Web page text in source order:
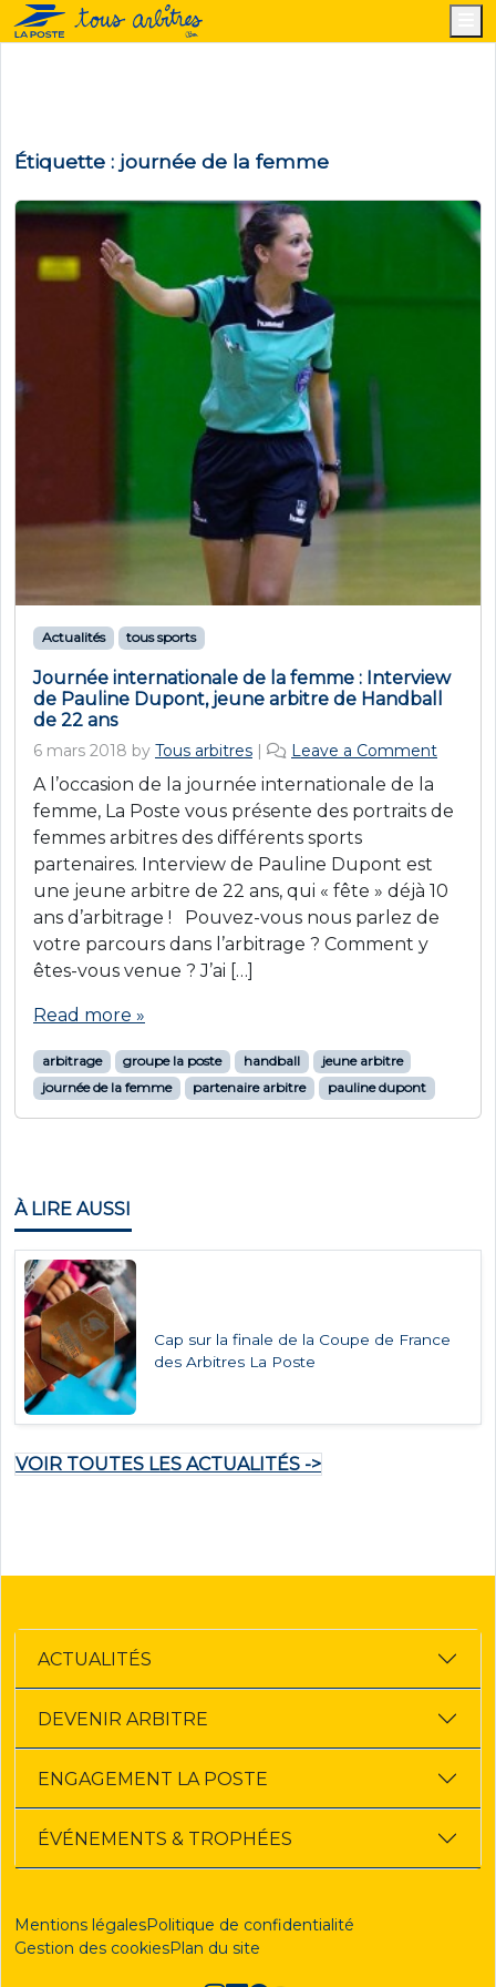
Étiquette : journée de la femme
Actualités tous sports
Journée internationale de la femme : Interview
de Pauline Dupont, jeune arbitre de Handball
de 22 ans
6 mars 2018 by Tous arbitres Leave a Comment
A l’occasion de la journée internationale de la
femme, La Poste vous présente des portraits de
femmes arbitres des différents sports
partenaires. Interview de Pauline Dupont est
une jeune arbitre de 22 ans, qui « fête » déjà 10
ans d’arbitrage ! Pouvez-vous nous parlez de
votre parcours dans l’arbitrage ? Comment y
êtes-vous venue ? J’ai […]
Read more »
arbitrage groupe la poste handball
jeune arbitre
journée de la femme
partenaire arbitre pauline dupont
À LIRE AUSSI
Cap sur la finale de la Coupe de France
des Arbitres La Poste
VOIR TOUTES LES ACTUALITÉS ->
ACTUALITÉS
DEVENIR ARBITRE
ENGAGEMENT LA POSTE
ÉVÉNEMENTS & TROPHÉES
Mentions légalesPolitique de confidentialité
Gestion des cookiesPlan du site